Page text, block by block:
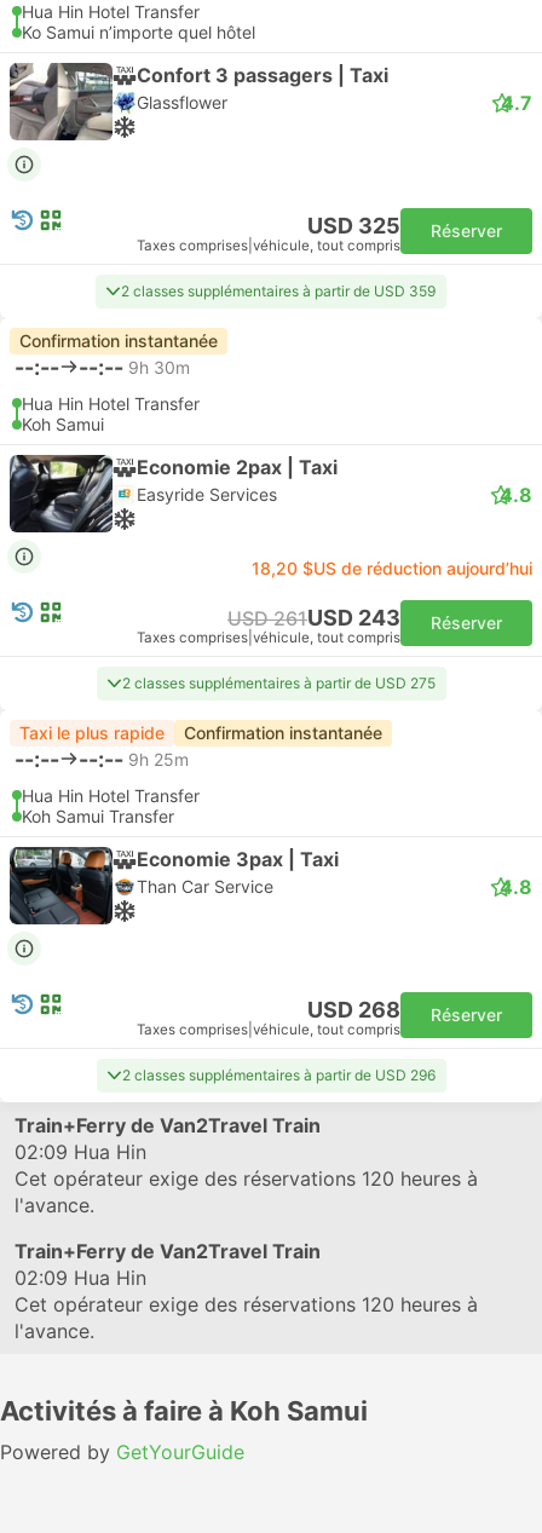
Hua Hin Hotel Transfer
Ko Samui n’importe quel hôtel
Confort 3 passagers | Taxi
Glassflower 4.7
USD 325
Taxes comprises véhicule, tout compris
Réserver
2 classes supplémentaires à partir de USD 359
Confirmation instantanée
--:-- --:-- 9h 30m
Hua Hin Hotel Transfer
Koh Samui
Economie 2pax | Taxi
Easyride Services 4.8
18,20 $US de réduction aujourd’hui
USD 261USD 243
Taxes comprises véhicule, tout compris
Réserver
2 classes supplémentaires à partir de USD 275
Taxi le plus rapide Confirmation instantanée
--:-- --:-- 9h 25m
Hua Hin Hotel Transfer
Koh Samui Transfer
Economie 3pax | Taxi
Than Car Service 4.8
USD 268
Taxes comprises véhicule, tout compris
Réserver
2 classes supplémentaires à partir de USD 296
Train+Ferry de Van2Travel Train
02:09 Hua Hin
Cet opérateur exige des réservations 120 heures à
l'avance.
Train+Ferry de Van2Travel Train
02:09 Hua Hin
Cet opérateur exige des réservations 120 heures à
l'avance.
Activités à faire à Koh Samui
Powered by GetYourGuide